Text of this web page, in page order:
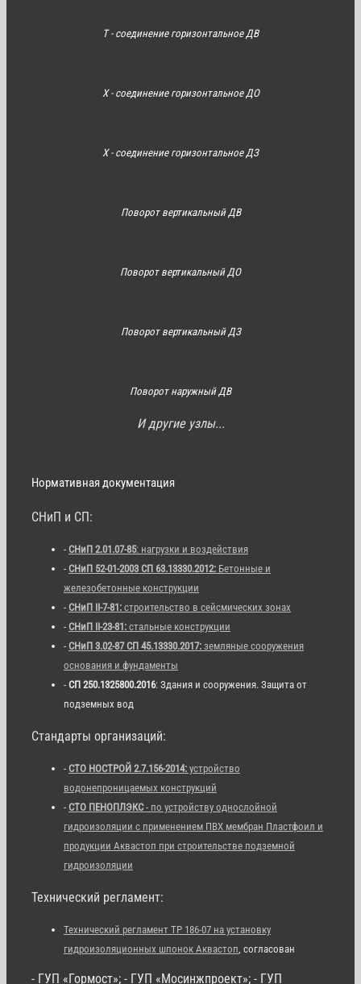
Т - соединение горизонтальное ДВ
Х - соединение горизонтальное ДО
Х - соединение горизонтальное ДЗ
Поворот вертикальный ДВ
Поворот вертикальный ДО
Поворот вертикальный ДЗ
Поворот наружный ДВ
И другие узлы...
Нормативная документация
СНиП и СП:
- СНиП 2.01.07-85: нагрузки и воздействия
- СНиП 52-01-2003 СП 63.13330.2012: Бетонные и
железобетонные конструкции
- СНиП II-7-81: строительство в сейсмических зонах
- СНиП II-23-81: стальные конструкции
- СНиП 3.02-87 СП 45.13330.2017: земляные сооружения
основания и фундаменты
- СП 250.1325800.2016: Здания и сооружения. Защита от
подземных вод
Стандарты организаций:
- СТО НОСТРОЙ 2.7.156-2014: устройство
водонепроницаемых конструкций
- СТО ПЕНОПЛЭКС- по устройству однослойной
гидроизоляции с применением ПВХ мембран Пластфоил и
продукции Аквастоп при строительстве подземной
гидроизоляции
Технический регламент:
Технический регламент ТР 186-07 на установку
гидроизоляционных шпонок Аквастоп, согласован
- ГУП «Гормост»; - ГУП «Мосинжпроект»; - ГУП